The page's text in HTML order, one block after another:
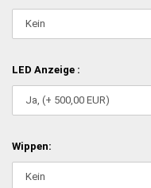
LED Anzeige :
Wippen: